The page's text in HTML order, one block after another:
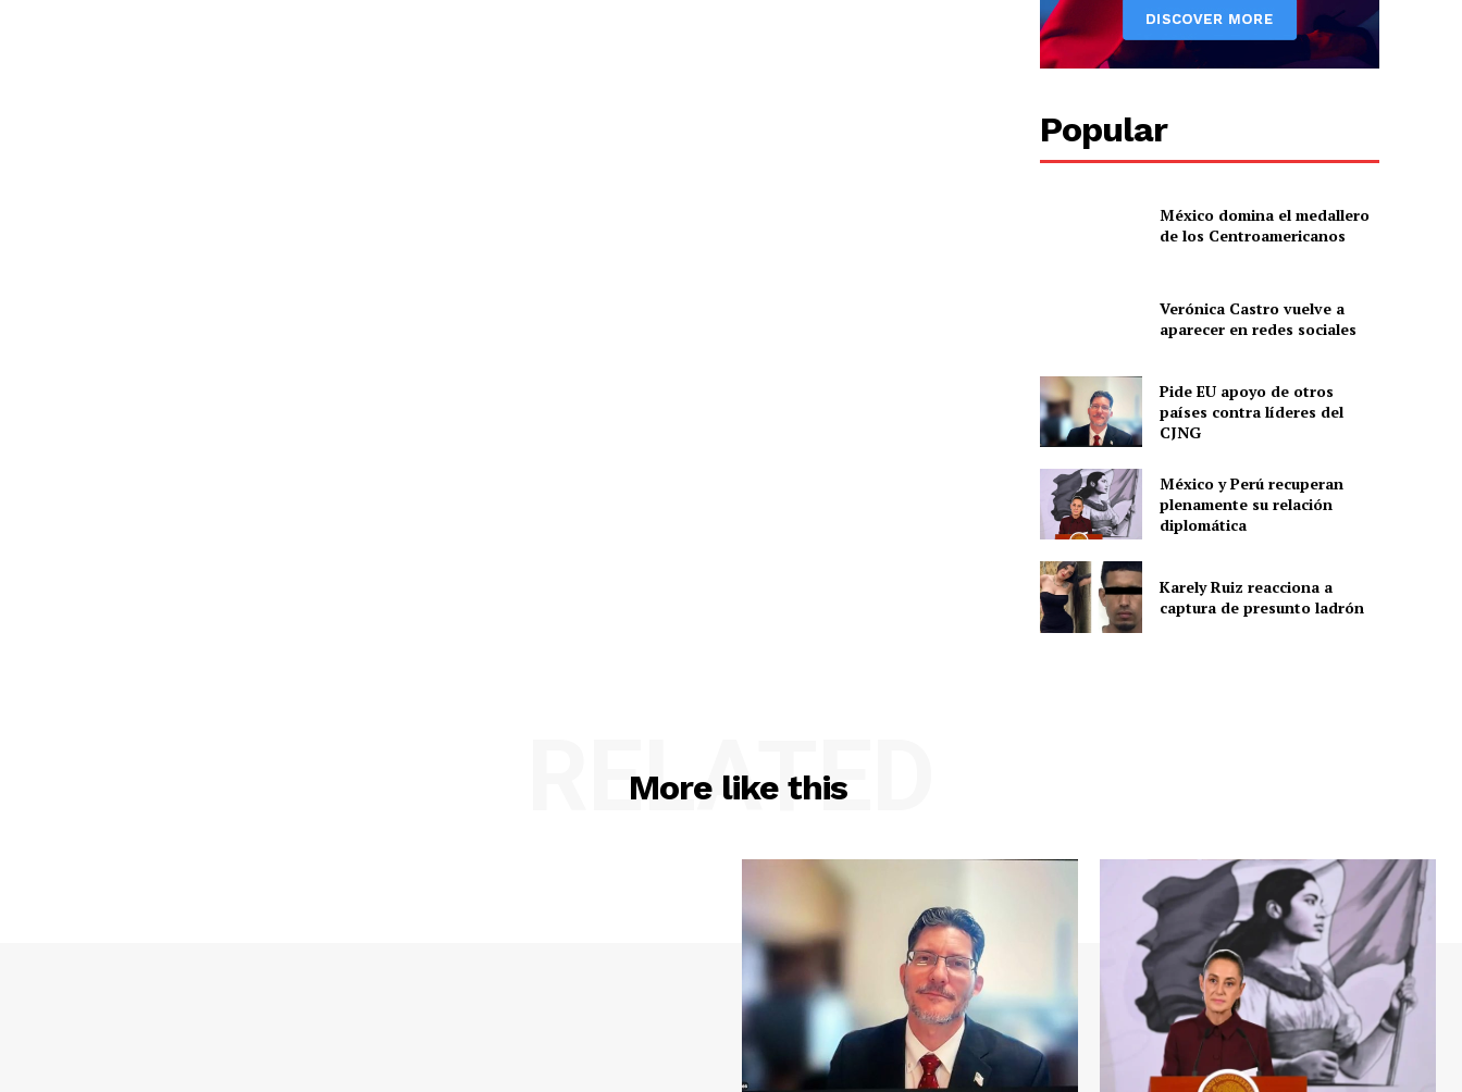
Popular
México domina el medallero
de los Centroamericanos
Verónica Castro vuelve a
aparecer en redes sociales
Pide EU apoyo de otros
países contra líderes del
CJNG
México y Perú recuperan
plenamente su relación
diplomática
Karely Ruiz reacciona a
captura de presunto ladrón
More like this
RELATED